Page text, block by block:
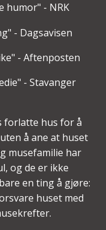
humor" - NRK
- Dagsavisen
- Aftenposten
- Stavanger
forlatte hus for å
å ane at huset
musefamilie har
og de er ikke
en ting å gjøre:
huset med